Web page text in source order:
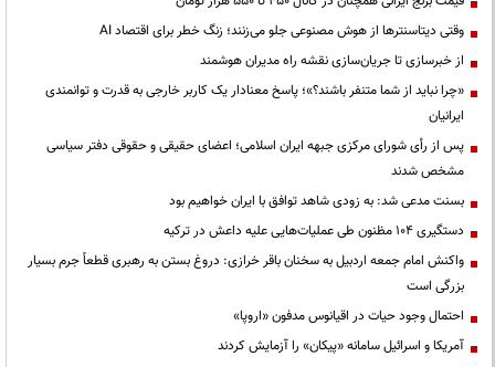
وقتی دیتاسنترها از هوش مصنوعی جلو می‌زنند؛ زنگ خطر برای اقتصاد AI
از خبرسازی تا جریان‌سازی نقشه راه مدیران هوشمند
«چرا نباید از شما متنفر باشند؟»؛ پاسخ معنادار یک کاربر خارجی به قدرت و توانمندی
ایرانیان
پس از رأی شورای مرکزی جبهه ایران اسلامی؛ اعضای حقیقی و حقوقی دفتر سیاسی
مشخص شدند
بسنت مدعی شد: به زودی شاهد توافق با ایران خواهیم بود
دستگیری ۱۰۴ مظنون طی عملیات‌هایی علیه داعش در ترکیه
واکنش امام جمعه اردبیل به سخنان باقر خرازی: دروغ بستن به رهبری قطعاً جرم بسیار
بزرگی است
احتمال وجود حیات در اقیانوس مدفون «اروپا»
آمریکا و اسرائیل سامانه «پیکان» را آزمایش کردند